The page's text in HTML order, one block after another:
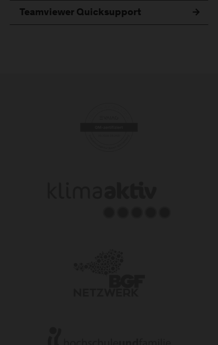
Teamviewer Quicksupport